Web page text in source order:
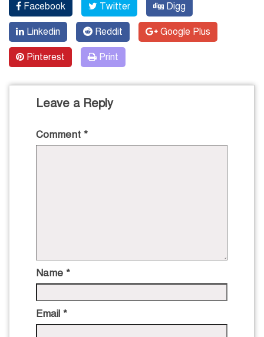
Facebook Twitter Digg
Linkedin Reddit Google Plus
Pinterest Print
Leave a Reply
Comment *
Name *
Email *